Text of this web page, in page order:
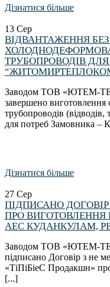
Дізнатися більше
13 Сер
ВІДВАНТАЖЕННЯ
ТРУБОПРОВОДІВ
Заводом ТОВ «ЮТЕМ-
завершено виготовлення
трубопроводів
для потреб Замовника –
Дізнатися більше
27 Сер
ПІДПИСАНО ДОГОВІР
ПРО ВИГОТОВЛЕННЯ
АЕС КУДАНКУЛАМ,
Заводом ТОВ «ЮТЕМ-
підписано Договір з
«ТіПіБіеС Продакшн»
[...]